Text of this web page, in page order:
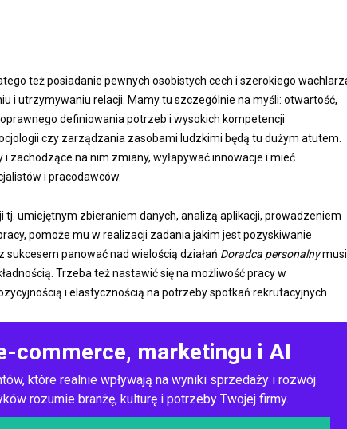
też posiadanie pewnych osobistych cech i szerokiego
i utrzymywaniu relacji. Mamy tu szczególnie na myśli: otwartość,
definiowania potrzeb i wysokich kompetencji
czy zarządzania zasobami ludzkimi będą tu dużym atutem.
zachodzące na nim zmiany, wyłapywać innowacje i mieć
i pracodawców.
umiejętnym zbieraniem danych, analizą aplikacji, prowadzeniem
pomoże mu w realizacji zadania jakim jest pozyskiwanie
panować nad wielością działań Doradca personalnymusi
Trzeba też nastawić się na możliwość pracy w
i elastycznością na potrzeby spotkań rekrutacyjnych.
commerce, marketingu i AI
które realnie wpływają na wyniki sprzedaży i rozwój
rozumie branżę, kulturę i potrzeby Twojej firmy.